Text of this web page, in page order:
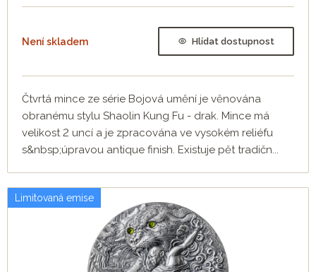
Není skladem Hlídat dostupnost
Čtvrtá mince ze série Bojová umění je věnována
obranému stylu Shaolin Kung Fu - drak. Mince má
velikost 2 uncí a je zpracována ve vysokém reliéfu
s&nbsp;úpravou antique finish. Existuje pět tradičn...
Limitovaná emise